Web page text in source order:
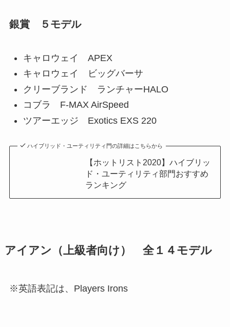
銀賞 ５モデル
キャロウェイ APEX
キャロウェイ ビッグバーサ
クリーブランド ランチャーHALO
コブラ F-MAX AirSpeed
ツアーエッジ Exotics EXS 220
ハイブリッド・ユーティリティ門の詳細はこちらから
【ホットリスト2020】ハイブリッ
ド・ユーティリティ部門おすすめ
ランキング
アイアン（上級者向け） 全１４モデル
※英語表記は、Players Irons